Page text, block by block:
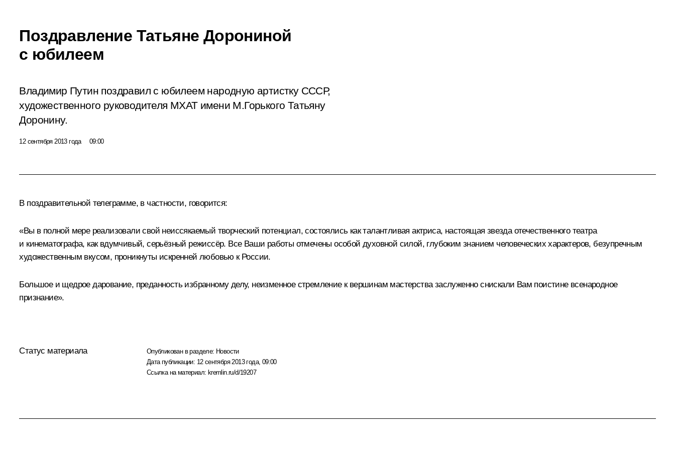
Поздравление Татьяне Дорониной
с юбилеем
Владимир Путин поздравил с юбилеем народную артистку СССР,
художественного руководителя МХАТ имени М.Горького Татьяну
Доронину.
12 сентября 2013 года 09:00
В поздравительной телеграмме, в частности, говорится:
«Вы в полной мере реализовали свой неиссякаемый творческий потенциал, состоялись как талантливая актриса, настоящая звезда отечественного театра
и кинематографа, как вдумчивый, серьёзный режиссёр. Все Ваши работы отмечены особой духовной силой, глубоким знанием человеческих характеров, безупречным
художественным вкусом, проникнуты искренней любовью к России.
Большое и щедрое дарование, преданность избранному делу, неизменное стремление к вершинам мастерства заслуженно снискали Вам поистине всенародное
признание».
Статус материала Опубликован в разделе: Новости
Дата публикации: 12 сентября 2013 года, 09:00
Ссылка на материал: kremlin.ru/d/19207